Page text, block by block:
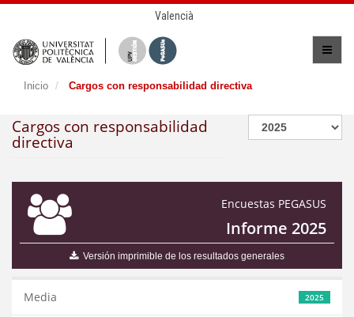
Valencià
Inicio Cargos con responsabilidad directiva
Cargos con responsabilidad
directiva
Encuestas PEGASUS
Informe 2025
Versión imprimible de los resultados generales
2025
Media